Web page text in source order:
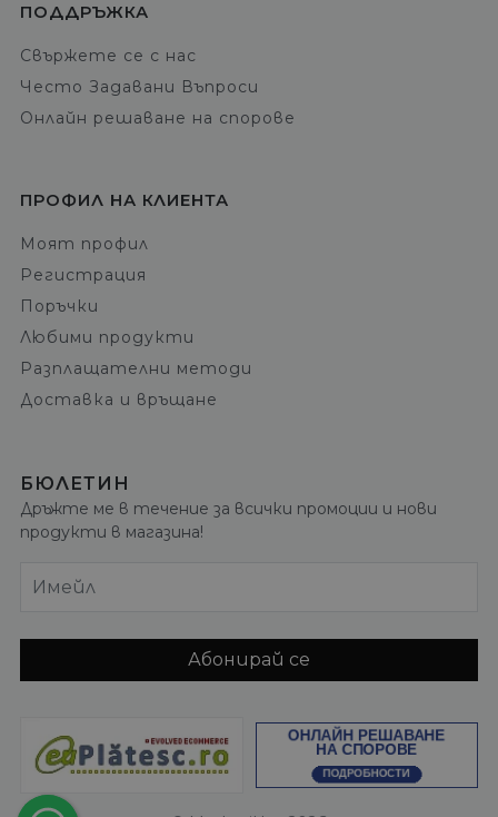
ПОДДРЪЖКА
Свържете се с нас
Често Задавани Въпроси
Онлайн решаване на спорове
ПРОФИЛ НА КЛИЕНТА
Моят профил
Регистрация
Поръчки
Любими продукти
Разплащателни методи
Доставка и връщане
БЮЛЕТИН
Дръжте ме в течение за всички промоции и нови
продукти в магазина!
Имейл
Абонирай се